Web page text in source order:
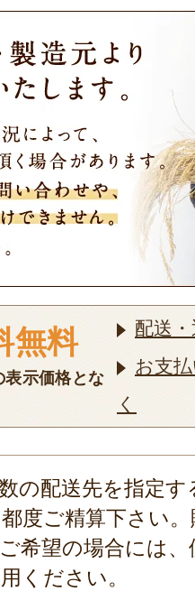
無料
表示価格とな
配送
お支
く
の配送先を指定
度ご精算下さい
希望の場合には、
ください。